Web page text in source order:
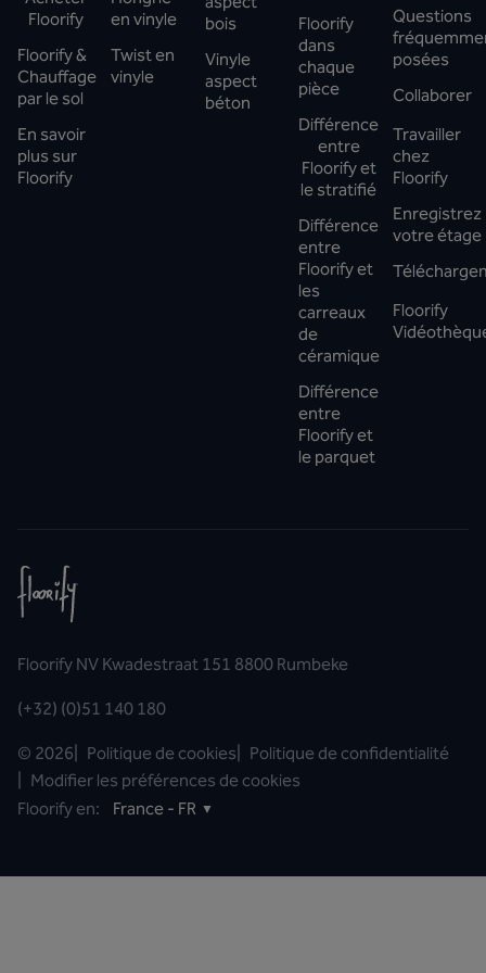
Floorify
Floorify &
Chauffage
par le sol
En savoir
plus sur
Floorify
en vinyle
Twist en
vinyle
bois
Vinyle
aspect
béton
Floorify
dans
chaque
pièce
Différence
entre
Floorify et
le stratifié
Différence
entre
Floorify et
les
carreaux
de
céramique
Différence
entre
Floorify et
le parquet
Questions
posées
Collaborer
Travailler
chez
Floorify
Enregistrez
votre étage
Floorify
Floorify NV Kwadestraat 151 8800 Rumbeke
(+32) (0)51 140 180
© 2026 Politique de cookies
Politique de confidentialité
Modifier les préférences de cookies
Floorify en:
France - FR ▼